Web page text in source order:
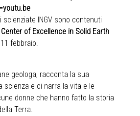
scienziate INGV sono contenuti
Center of Excellence in Solid Earth
febbraio.
geologa, racconta la sua
scienza e ci narra la vita e le
donne che hanno fatto la storia
Terra.